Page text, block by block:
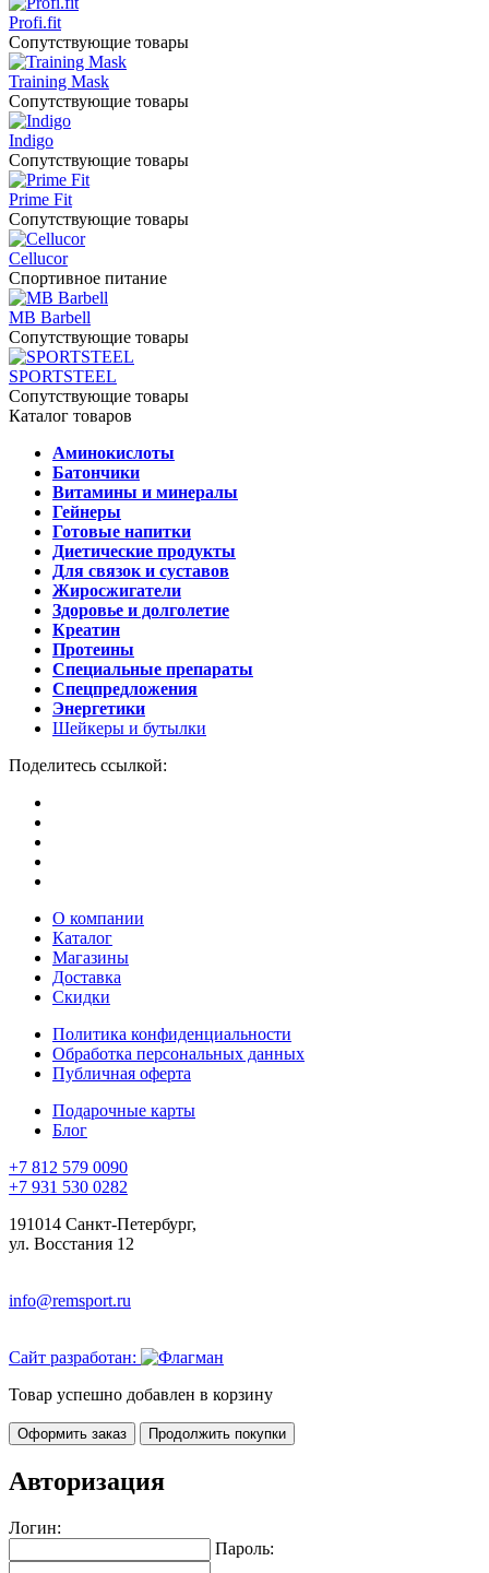
Profi.fit
Сопутствующие товары
Training Mask
Сопутствующие товары
Indigo
Сопутствующие товары
Prime Fit
Сопутствующие товары
Cellucor
Спортивное питание
MB Barbell
Сопутствующие товары
SPORTSTEEL
Сопутствующие товары
Каталог товаров
Аминокислоты
Батончики
Витамины и минералы
Гейнеры
Готовые напитки
Диетические продукты
Для связок и суставов
Жиросжигатели
Здоровье и долголетие
Креатин
Протеины
Специальные препараты
Спецпредложения
Энергетики
Шейкеры и бутылки
Поделитесь ссылкой:
О компании
Каталог
Магазины
Доставка
Скидки
Политика конфиденциальности
Обработка персональных данных
Публичная оферта
Подарочные карты
Блог
+7 812 579 0090
+7 931 530 0282
191014 Санкт-Петербург,
ул. Восстания 12
info@remsport.ru
Сайт разработан:
Товар успешно добавлен в корзину
Оформить заказ Продолжить покупки
Авторизация
Логин:
Пароль: